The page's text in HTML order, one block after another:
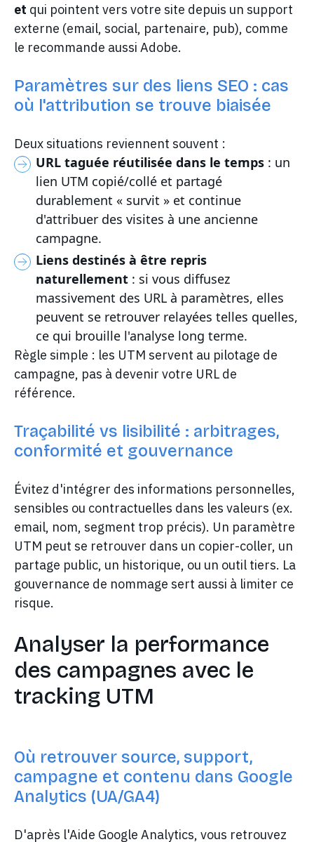
et qui pointent vers votre site depuis un support
externe (email, social, partenaire, pub), comme
le recommande aussi Adobe.
Paramètres sur des liens SEO : cas
où l'attribution se trouve biaisée
Deux situations reviennent souvent :
URL taguée réutilisée dans le temps : un
lien UTM copié/collé et partagé
durablement « survit » et continue
d'attribuer des visites à une ancienne
campagne.
Liens destinés à être repris
naturellement : si vous diffusez
massivement des URL à paramètres, elles
peuvent se retrouver relayées telles quelles,
ce qui brouille l'analyse long terme.
Règle simple : les UTM servent au pilotage de
campagne, pas à devenir votre URL de
référence.
Traçabilité vs lisibilité : arbitrages,
conformité et gouvernance
Évitez d'intégrer des informations personnelles,
sensibles ou contractuelles dans les valeurs (ex.
email, nom, segment trop précis). Un paramètre
UTM peut se retrouver dans un copier-coller, un
partage public, un historique, ou un outil tiers. La
gouvernance de nommage sert aussi à limiter ce
risque.
Analyser la performance
des campagnes avec le
tracking UTM
Où retrouver source, support,
campagne et contenu dans Google
Analytics (UA/GA4)
D'après l'Aide Google Analytics, vous retrouvez